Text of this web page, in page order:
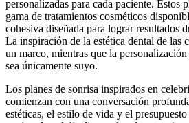
personalizadas para cada paciente. Estos
gama de tratamientos cosméticos
cohesiva diseñada para lograr resultados
La inspiración de la estética dental de las
un marco, mientras que la
sea únicamente suyo.
Los planes de sonrisa inspirados en
comienzan con una conversación
estéticas, el estilo de vida y el